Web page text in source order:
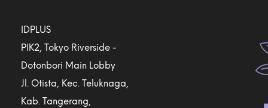
IDPLUS
PIK2, Tokyo Riverside -
Dotonbori Main Lobby
Jl. Otista, Kec. Teluknaga,
Kab. Tangerang,